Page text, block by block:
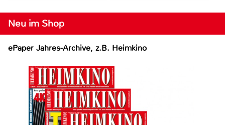
Neu im Shop
ePaper Jahres-Archive, z.B. Heimkino